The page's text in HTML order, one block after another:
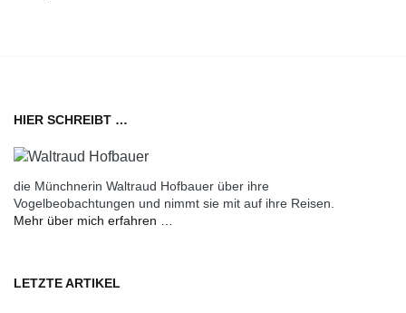
HIER SCHREIBT …
die Münchnerin Waltraud Hofbauer über ihre
Vogelbeobachtungen und nimmt sie mit auf ihre Reisen.
Mehr über mich erfahren …
LETZTE ARTIKEL